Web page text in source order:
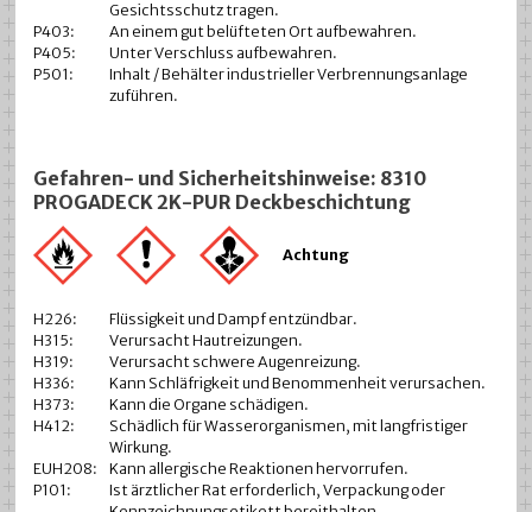
Gesichtsschutz tragen.
P403:
An einem gut belüfteten Ort aufbewahren.
P405:
Unter Verschluss aufbewahren.
P501:
Inhalt / Behälter industrieller Verbrennungsanlage
zuführen.
Gefahren- und Sicherheitshinweise: 8310
PROGADECK 2K-PUR Deckbeschichtung
Achtung
H226:
Flüssigkeit und Dampf entzündbar.
H315:
Verursacht Hautreizungen.
H319:
Verursacht schwere Augenreizung.
H336:
Kann Schläfrigkeit und Benommenheit verursachen.
H373:
Kann die Organe schädigen.
H412:
Schädlich für Wasserorganismen, mit langfristiger
Wirkung.
EUH208:
Kann allergische Reaktionen hervorrufen.
P101:
Ist ärztlicher Rat erforderlich, Verpackung oder